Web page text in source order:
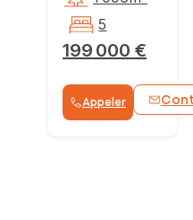
199 000 €
5
Appeler